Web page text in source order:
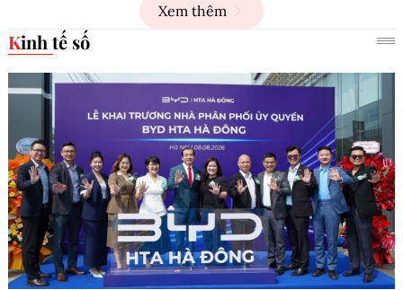
Xem thêm
Kinh tế số